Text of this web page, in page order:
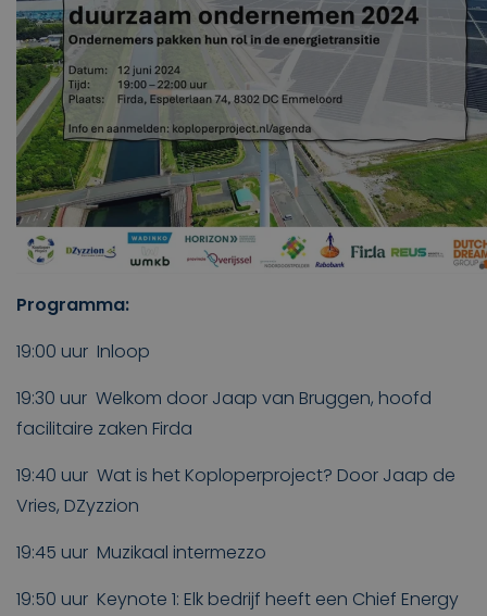
Programma:
19:00 uur Inloop
19:30 uur Welkom door Jaap van Bruggen, hoofd
facilitaire zaken Firda
19:40 uur Wat is het Koploperproject? Door Jaap de
Vries, DZyzzion
19:45 uur Muzikaal intermezzo
19:50 uur Keynote 1: Elk bedrijf heeft een Chief Energy